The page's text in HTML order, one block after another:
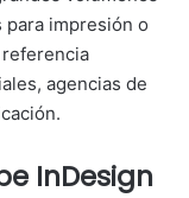
impresión o
agencias de
InDesign